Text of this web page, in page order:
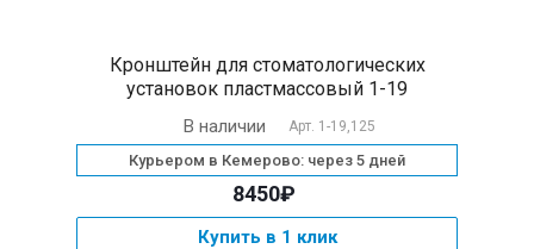
Кронштейн для стоматологических
установок пластмассовый 1-19
В наличии Арт. 1-19,125
Курьером в Кемерово: через 5 дней
8450₽
Купить в 1 клик